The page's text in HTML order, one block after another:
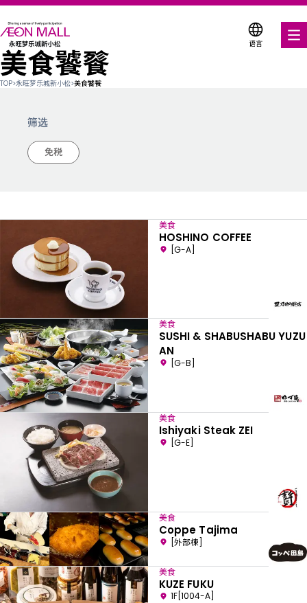
语言
美食饕餮
各种店铺优惠券
折扣优惠券
楼层平面图
关于我们
美食饕餮
TOP>永旺梦乐城新小松>美食饕餮
筛选
免税
美食
HOSHINO COFFEE
[G-A]
美食
SUSHI & SHABUSHABU YUZU
AN
[G-B]
美食
Ishiyaki Steak ZEI
[G-E]
美食
Coppe Tajima
[外部棟]
美食
KUZE FUKU
1F[1004-A]